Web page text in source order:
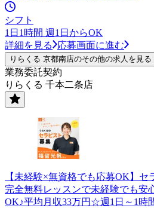
シフト
1日1時間 週1日からOK
詳細を見る
応募画面に進む
りらくる 京都南店のその他の求人を見る
業務委託契約
りらくる 千本二条店
【未経験×無資格でも応募OK】
完全無料レッスンで未経験でも安
OK♪平均月収33万円☆週1日～1時